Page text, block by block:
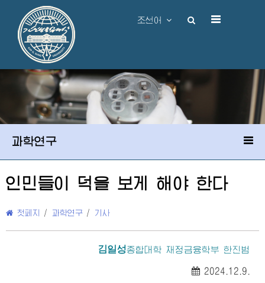
조선어
과학연구
인민들이 덕을 보게 해야 한다
첫페지 / 과학연구 / 기사
김일성종합대학 재정금융학부 한진범
2024.12.9.